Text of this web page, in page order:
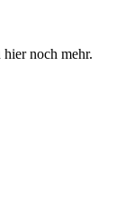
noch mehr.